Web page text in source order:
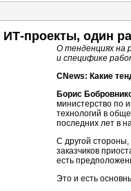
ИТ-проекты, один
О тенденциях на
и специфике
CNews: Какие
Борис
министерство по
технологий в
последних лет в
С другой
заказчиков
есть
Это и есть